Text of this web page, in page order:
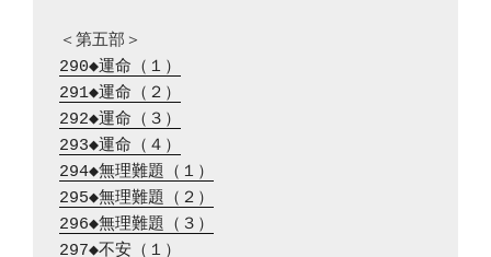
290◆運命（１）
291◆運命（２）
292◆運命（３）
293◆運命（４）
294◆無理難題（１）
295◆無理難題（２）
296◆無理難題（３）
297◆不安（１）